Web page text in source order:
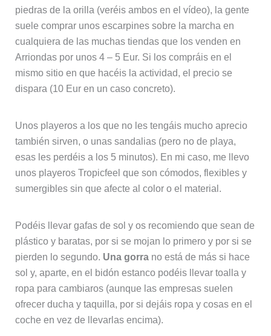
piedras de la orilla (veréis ambos en el vídeo), la gente
suele comprar unos escarpines sobre la marcha en
cualquiera de las muchas tiendas que los venden en
Arriondas por unos 4 – 5 Eur. Si los compráis en el
mismo sitio en que hacéis la actividad, el precio se
dispara (10 Eur en un caso concreto).
Unos playeros a los que no les tengáis mucho aprecio
también sirven, o unas sandalias (pero no de playa,
esas les perdéis a los 5 minutos). En mi caso, me llevo
unos playeros Tropicfeel que son cómodos, flexibles y
sumergibles sin que afecte al color o el material.
Podéis llevar gafas de sol y os recomiendo que sean de
plástico y baratas, por si se mojan lo primero y por si se
pierden lo segundo. Una gorrano está de más si hace
sol y, aparte, en el bidón estanco podéis llevar toalla y
ropa para cambiaros (aunque las empresas suelen
ofrecer ducha y taquilla, por si dejáis ropa y cosas en el
coche en vez de llevarlas encima).